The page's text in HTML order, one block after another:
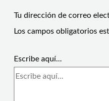
Tu dirección de correo
Los campos obligatorios
Escribe aquí...